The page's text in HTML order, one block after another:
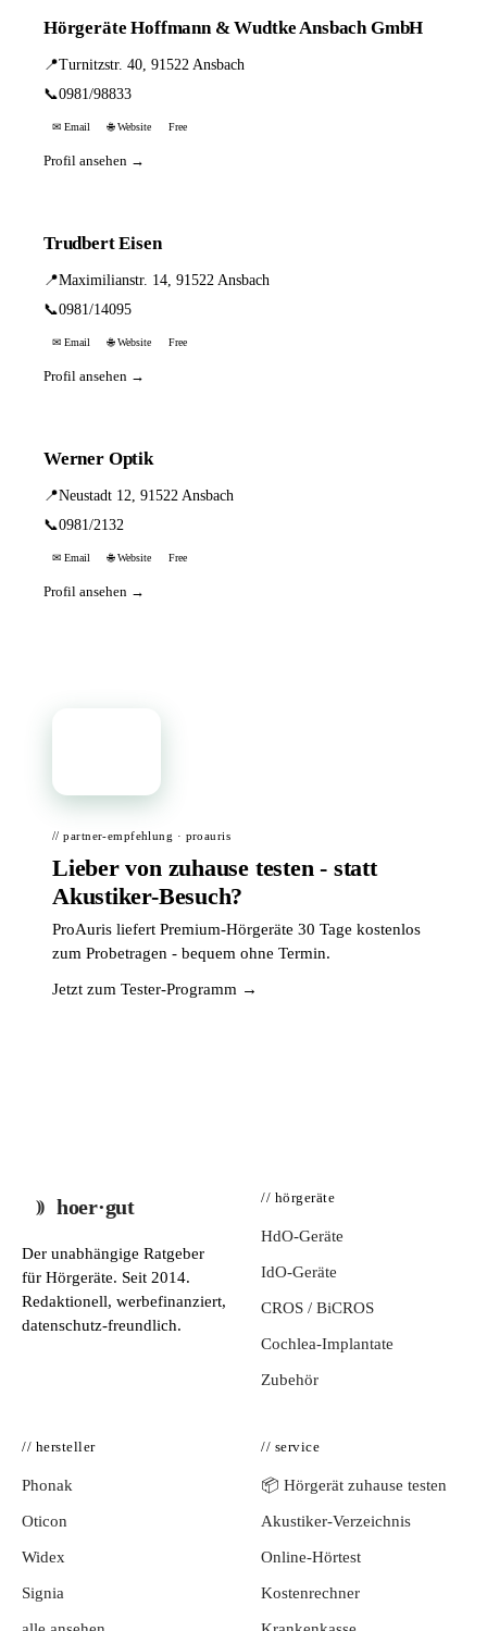
Hörgeräte Hoffmann & Wudtke Ansbach GmbH
📍Turnitzstr. 40, 91522 Ansbach
📞0981/98833
✉ Email 🌐 Website Free
Profil ansehen →
Trudbert Eisen
📍Maximilianstr. 14, 91522 Ansbach
📞0981/14095
✉ Email 🌐 Website Free
Profil ansehen →
Werner Optik
📍Neustadt 12, 91522 Ansbach
📞0981/2132
✉ Email 🌐 Website Free
Profil ansehen →
// partner-empfehlung · proauris
Lieber von zuhause testen - statt
Akustiker-Besuch?
ProAuris liefert Premium-Hörgeräte 30 Tage kostenlos
zum Probetragen - bequem ohne Termin.
Jetzt zum Tester-Programm →
hoer·gut
Der unabhängige Ratgeber
für Hörgeräte. Seit 2014.
Redaktionell, werbefinanziert,
datenschutz-freundlich.
// hörgeräte
HdO-Geräte
IdO-Geräte
CROS / BiCROS
Cochlea-Implantate
Zubehör
// hersteller
Phonak
Oticon
Widex
Signia
// service
📦 Hörgerät zuhause testen
Akustiker-Verzeichnis
Online-Hörtest
Kostenrechner